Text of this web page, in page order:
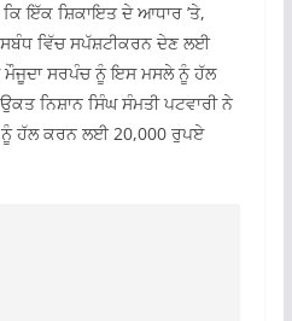
ਇੱਕ ਸ਼ਿਕਾਇਤ ਦੇ ਆਧਾਰ ’ਤੇ,
ਵਿੱਚ ਸਪੱਸ਼ਟੀਕਰਨ ਦੇਣ ਲਈ
ਮੌਜੂਦਾ ਸਰਪੰਚ ਨੂੰ ਇਸ ਮਸਲੇ ਨੂੰ ਹੱਲ
ਨਿਸ਼ਾਨ ਸਿੰਘ ਸੰਮਤੀ ਪਟਵਾਰੀ ਨੇ
ਹੱਲ ਕਰਨ ਲਈ 20,000 ਰੁਪਏ